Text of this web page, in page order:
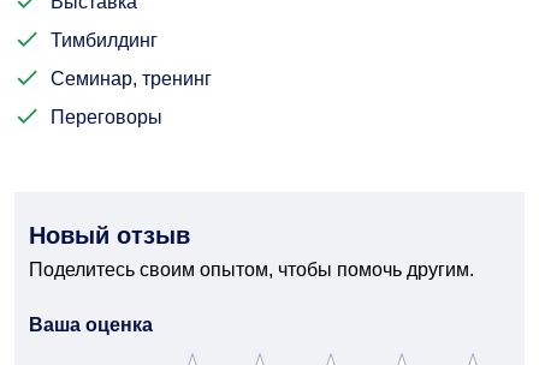
Тимбилдинг
Семинар, тренинг
Переговоры
Новый отзыв
Поделитесь своим опытом, чтобы помочь другим.
Ваша оценка